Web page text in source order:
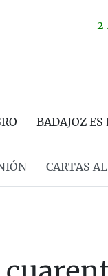
2
BADAJOZ ES
CARTAS